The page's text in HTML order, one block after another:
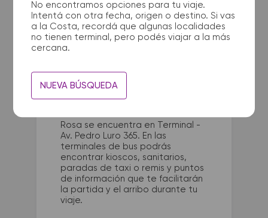
No encontramos opciones para tu viaje.
Intentá con otra fecha, origen o destino. Si vas
a la Costa, recordá que algunas localidades
no tienen terminal, pero podés viajar a la más
cercana.
NUEVA BÚSQUEDA
¿Dónde quedan las
terminales de micro de
Realico a Santa Rosa?
La terminal de ómnibus de
Rosa se encuentra en Terminal -
Av. Pedro Luro 365. En las
terminales de bus podrás
encontrar kioscos, sanitarios,
paradas de taxi o remis y puntos
de información que te facilitarán
la partida y el arribo durante tu
viaje.